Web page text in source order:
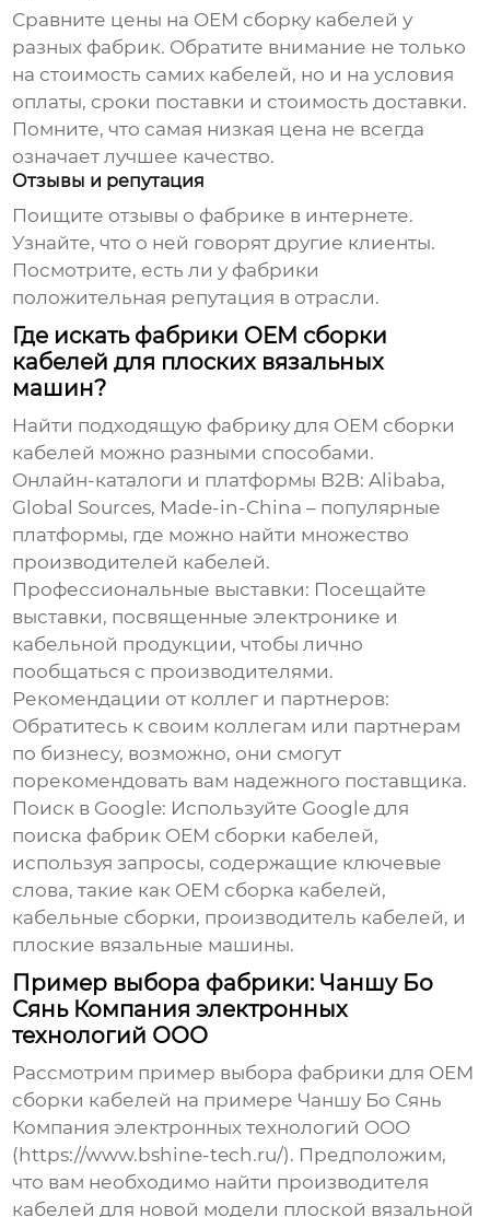
Сравните цены на OEM сборку кабелей у
разных фабрик. Обратите внимание не только
на стоимость самих кабелей, но и на условия
оплаты, сроки поставки и стоимость доставки.
Помните, что самая низкая цена не всегда
означает лучшее качество.
Отзывы и репутация
Поищите отзывы о фабрике в интернете.
Узнайте, что о ней говорят другие клиенты.
Посмотрите, есть ли у фабрики
положительная репутация в отрасли.
Где искать фабрики OEM сборки
кабелей для плоских вязальных
машин?
Найти подходящую фабрику для OEM сборки
кабелей можно разными способами.
Онлайн-каталоги и платформы B2B: Alibaba,
Global Sources, Made-in-China – популярные
платформы, где можно найти множество
производителей кабелей.
Профессиональные выставки: Посещайте
выставки, посвященные электронике и
кабельной продукции, чтобы лично
пообщаться с производителями.
Рекомендации от коллег и партнеров:
Обратитесь к своим коллегам или партнерам
по бизнесу, возможно, они смогут
порекомендовать вам надежного поставщика.
Поиск в Google: Используйте Google для
поиска фабрик OEM сборки кабелей,
используя запросы, содержащие ключевые
слова, такие как OEM сборка кабелей,
кабельные сборки, производитель кабелей, и
плоские вязальные машины.
Пример выбора фабрики: Чаншу Бо
Сянь Компания электронных
технологий ООО
Рассмотрим пример выбора фабрики для OEM
сборки кабелей на примере Чаншу Бо Сянь
Компания электронных технологий ООО
( https://www.bshine-tech.ru/). Предположим,
что вам необходимо найти производителя
кабелей для новой модели плоской вязальной